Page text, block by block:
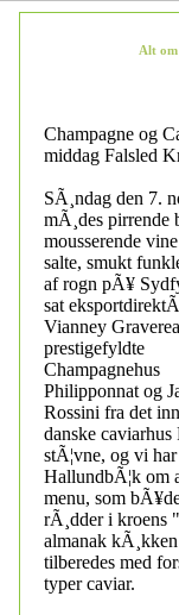
Alt
Champagne og
middag Falsled
SÃ¸ndag den 7.
mÃ¸des pirrende
mousserende
salte, smukt
af rogn pÃ¥
sat
Vianney
prestigefyldte
Champagnehus
Philipponnat og
Rossini fra det
danske caviarhus
stÃ¦vne, og vi
HallundbÃ¦k om
menu, som
rÃ¸dder i kroens
almanak
tilberedes med
typer caviar.